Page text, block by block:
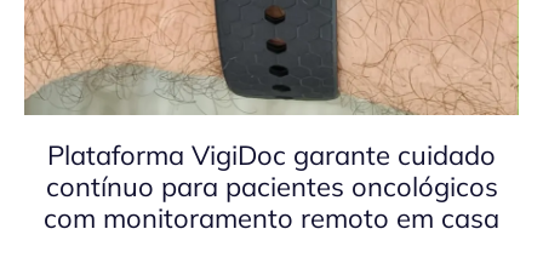
Plataforma VigiDoc garante cuidado
contínuo para pacientes oncológicos
com monitoramento remoto em casa